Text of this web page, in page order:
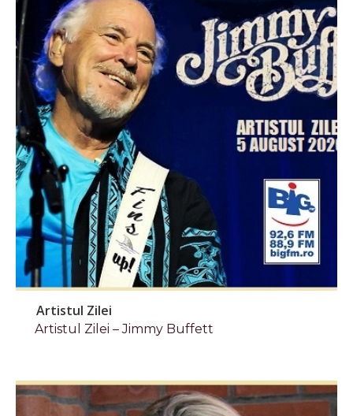
Artistul Zilei
Artistul Zilei – Jimmy Buffett